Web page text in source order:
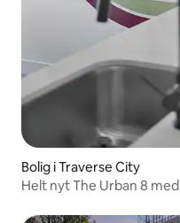
Bolig i Traverse City
Helt nyt The Urban 8